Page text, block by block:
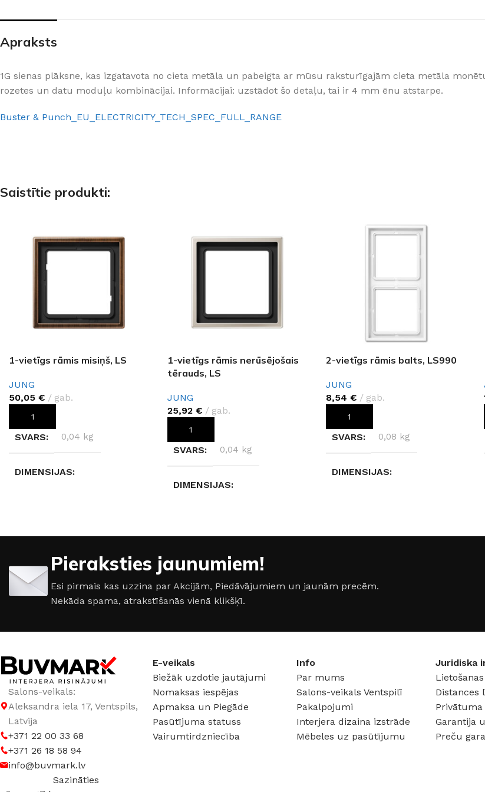
Otas
profesionāli interjera
Apraksts
1G sienas plāksne, kas izgatavota no cieta metāla un pabeigta ar mūsu raksturīgajām cieta metāla
rozetes un datu moduļu kombinācijai. Informācijai: uzstādot šo detaļu, tai ir 4 mm ēnu atstarpe.
Buster & Punch_EU_ELECTRICITY_TECH_SPEC_FULL_RANGE
Saistītie produkti:
1-vietīgs rāmis misiņš, LS
JUNG
50,05 € gab.
PIEVIENOT GROZAM
SVARS 0,04 kg
DIMENSIJAS
RAŽOTĀJS JUNG
SĒRIJA Jung LS
VIETU SKAITS 1
MATERIĀLS Misiņš
1-vietīgs rāmis nerūsējošais
tērauds, LS
JUNG
25,92 € gab.
PIEVIENOT GROZAM
SVARS 0,04 kg
DIMENSIJAS
SĒRIJA Jung LS
Nerūsējošais tērauds
MATERIĀLS
2-vietīgs rāmis balts, LS990
JUNG
8,54 € gab.
PIEVIENOT GROZAM
SVARS 0,08 kg
DIMENSIJAS
RAŽOTĀJS JUNG
MATERIĀLS Alumīnijs
Pieraksties jaunumiem!
Esi pirmais kas uzzina par Akcijām, Piedāvājumiem un jaunām precēm.
Nekāda spama, atrakstīšanās vienā klikšķī.
Salons-veikals:
Aleksandra iela 17, Ventspils,
Latvija
+371 22 00 33 68
+371 26 18 58 94
info@buvmark.lv
Sazināties
E-veikals
Biežāk uzdotie jautājumi
Nomaksas iespējas
Apmaksa un Piegāde
Pasūtījuma statuss
Vairumtirdzniecība
Info
Par mums
Salons-veikals Ventspilī
Pakalpojumi
Interjera dizaina izstrāde
Mēbeles uz pasūtījumu
Juridiska
Distances
Garantija
Preču